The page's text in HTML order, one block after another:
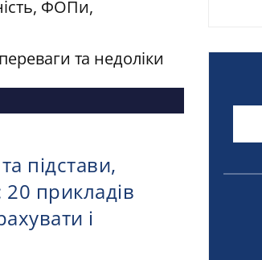
ФОПи,
та недоліки
підстави,
20 прикладів
і